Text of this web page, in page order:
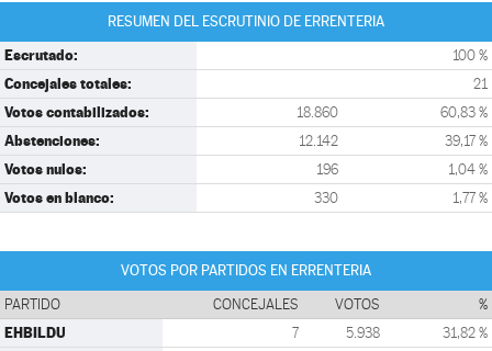
RESUMEN DEL ESCRUTINIO DE ERRENTERIA
Escrutado: 100 %
Concejales totales: 21
Votos contabilizados: 18.860 60,83 %
Abstenciones: 12.142 39,17 %
Votos nulos: 196 1,04 %
Votos en blanco: 330 1,77 %
VOTOS POR PARTIDOS EN ERRENTERIA
PARTIDO CONCEJALES VOTOS %
EHBILDU 7 5.938 31,82 %